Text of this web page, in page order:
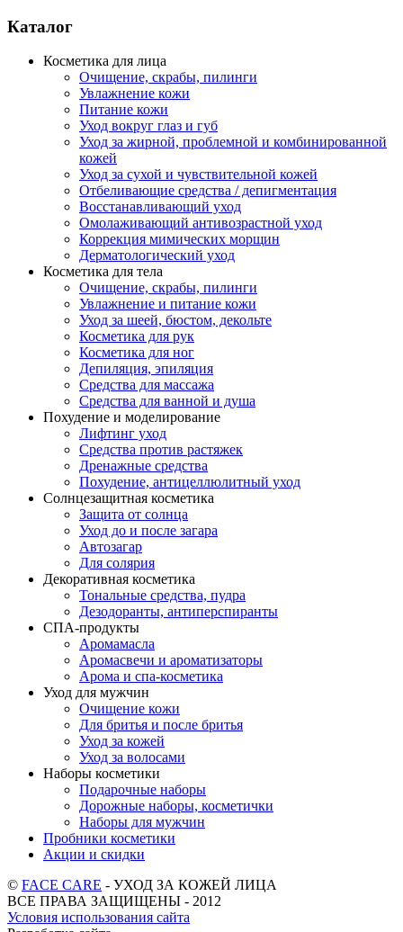
Каталог
Косметика для лица
Очищение, скрабы, пилинги
Увлажнение кожи
Питание кожи
Уход вокруг глаз и губ
Уход за жирной, проблемной и комбинированной
кожей
Уход за сухой и чувствительной кожей
Отбеливающие средства / депигментация
Восстанавливающий уход
Омолаживающий антивозрастной уход
Коррекция мимических морщин
Дерматологический уход
Косметика для тела
Очищение, скрабы, пилинги
Увлажнение и питание кожи
Уход за шеей, бюстом, декольте
Косметика для рук
Косметика для ног
Депиляция, эпиляция
Средства для массажа
Средства для ванной и душа
Похудение и моделирование
Лифтинг уход
Средства против растяжек
Дренажные средства
Похудение, антицеллюлитный уход
Солнцезащитная косметика
Защита от солнца
Уход до и после загара
Автозагар
Для солярия
Декоративная косметика
Тональные средства, пудра
Дезодоранты, антиперспиранты
СПА-продукты
Аромамасла
Аромасвечи и ароматизаторы
Арома и спа-косметика
Уход для мужчин
Очищение кожи
Для бритья и после бритья
Уход за кожей
Уход за волосами
Наборы косметики
Подарочные наборы
Дорожные наборы, косметички
Наборы для мужчин
Пробники косметики
Акции и скидки
© FACE CARE - УХОД ЗА КОЖЕЙ ЛИЦА
ВСЕ ПРАВА ЗАЩИЩЕНЫ - 2012
Условия использования сайта